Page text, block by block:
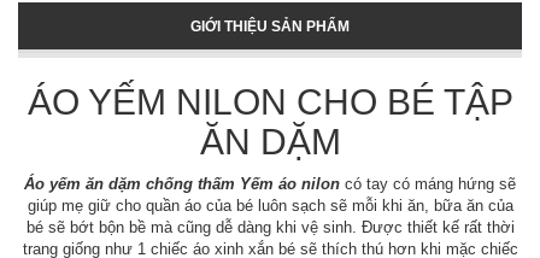
GIỚI THIỆU SẢN PHẨM
ÁO YẾM NILON CHO BÉ TẬP
ĂN DẶM
Áo yếm ăn dặm chống thấm Yếm áo nilon có tay có máng hứng sẽ
giúp mẹ giữ cho quần áo của bé luôn sạch sẽ mỗi khi ăn, bữa ăn của
bé sẽ bớt bộn bề mà cũng dễ dàng khi vệ sinh. Được thiết kế rất thời
trang giống như 1 chiếc áo xinh xắn bé sẽ thích thú hơn khi mặc chiếc